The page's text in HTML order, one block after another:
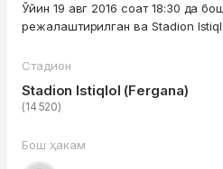
Ўйин 19 авг 2016 соат 18:30 да
режалаштирилган ва Stadion
Стадион
Stadion Istiqlol (Fergana)
(14 520)
Бош ҳакам